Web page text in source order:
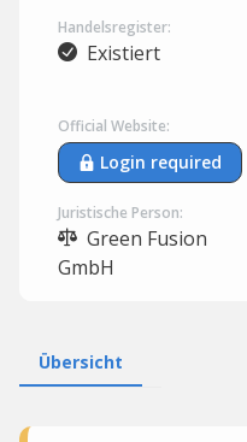
Handelsregister:
Existiert
Official Website:
Login required
Juristische Person:
Green Fusion
GmbH
Übersicht